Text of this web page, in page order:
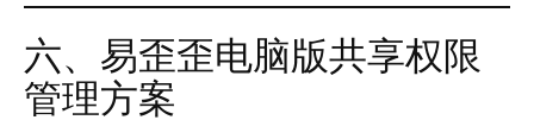
六、易歪歪电脑版共享权限
管理方案